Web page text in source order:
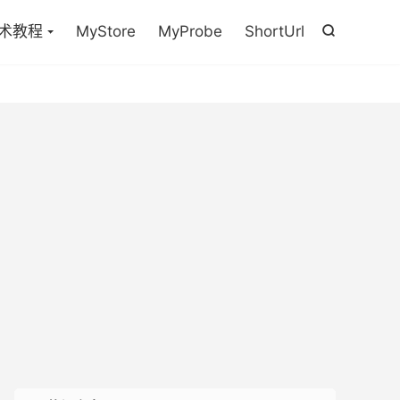

教程 MyStore MyProbe ShortUrl